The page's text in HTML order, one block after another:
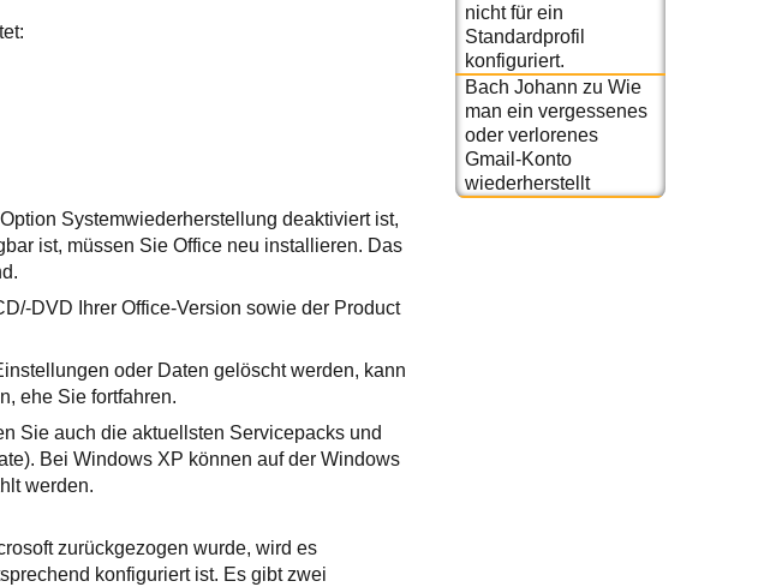
Systemwiederherstellung deaktiviert ist,
ist, müssen Sie Office neu installieren. Das
DVD Ihrer Office-Version sowie der Product
oder Daten gelöscht werden, kann
ehe Sie fortfahren.
Sie auch die aktuellsten Servicepacks und
Bei Windows XP können auf der Windows
werden.
zurückgezogen wurde, wird es
konfiguriert ist. Es gibt zwei
nicht für ein
Standardprofil
konfiguriert.
Bach Johann zu Wie
man ein vergessenes
oder verlorenes
Gmail-Konto
wiederherstellt